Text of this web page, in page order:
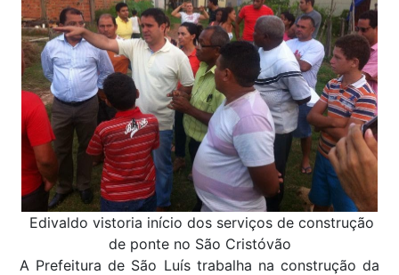
Edivaldo vistoria início dos serviços de construção
de ponte no São Cristóvão
A Prefeitura de São Luís trabalha na construção da